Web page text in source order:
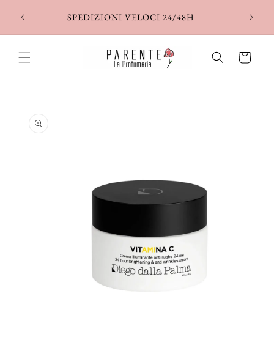
direttamente
SPEDIZIONI VELOCI 24/48H
Carrello
informazioni
sul prodotto